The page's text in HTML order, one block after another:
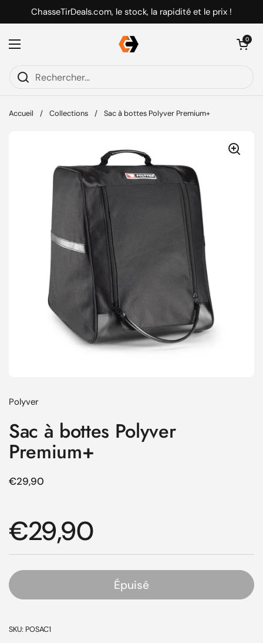
Passer au contenu
ChasseTirDeals.com, le stock, la rapidité et le prix !
Ouvrir le menu
Ouvrir le
0
Accueil / Collections / Sac à bottes Polyver Premium+
Polyver
Sac à bottes Polyver
Premium+
Prix régulier
€29,90
Prix régulier
€29,90
Épuisé
SKU: POSAC1